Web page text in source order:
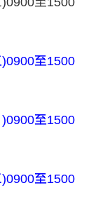
至1500
至1500
至1500